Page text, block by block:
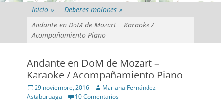
Inicio » Deberes molones »
Andante en DoM de Mozart – Karaoke /
Acompañamiento Piano
Andante en DoM de Mozart –
Karaoke / Acompañamiento Piano
Posted
on
29 noviembre, 2016 Author
Mariana Fernández
Astaburuaga
10 Comentarios